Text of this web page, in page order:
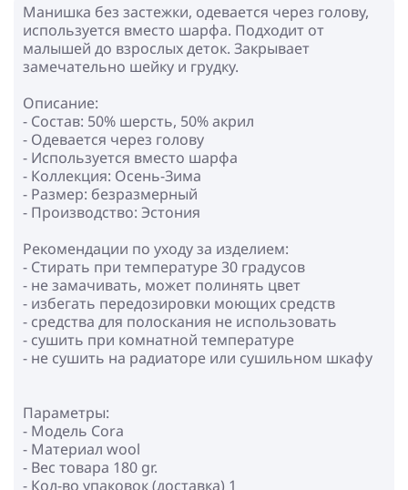
Манишка без застежки, одевается через голову,
используется вместо шарфа. Подходит от
малышей до взрослых деток. Закрывает
замечательно шейку и грудку.
Описание:
- Состав: 50% шерсть, 50% акрил
- Одевается через голову
- Используется вместо шарфа
- Коллекция: Осень-Зима
- Размер: безразмерный
- Производство: Эстония
Рекомендации по уходу за изделием:
- Стирать при температуре 30 градусов
- не замачивать, может полинять цвет
- избегать передозировки моющих средств
- средства для полоскания не использовать
- сушить при комнатной температуре
- не сушить на радиаторе или сушильном шкафу
Параметры:
- Модель Cora
- Материал wool
- Вес товара 180 gr.
- Кол-во упаковок (доставка) 1